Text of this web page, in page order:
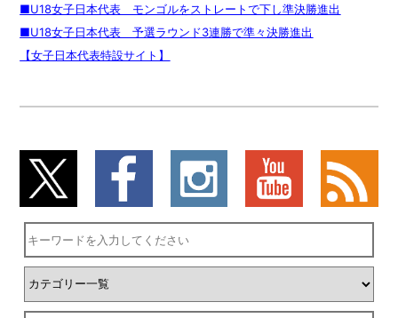
■U18女子日本代表 モンゴルをストレートで下し準決勝進出
■U18女子日本代表 予選ラウンド3連勝で準々決勝進出
【女子日本代表特設サイト】